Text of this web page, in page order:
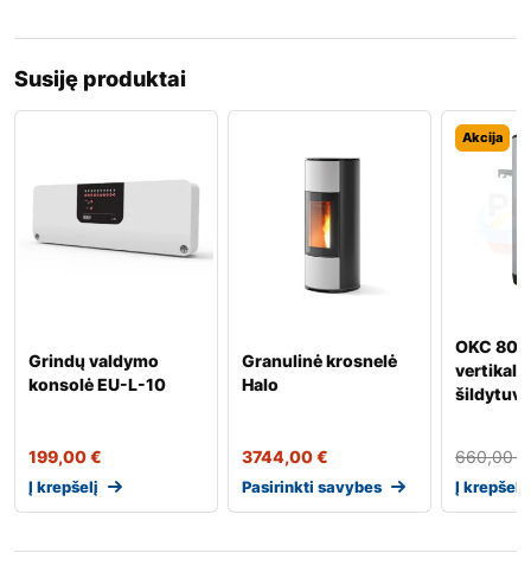
Susiję produktai
Grindų valdymo
konsolė EU-L-10
199,00€
Į krepšelį
Granulinė krosnelė
Halo
3744,00€
Pasirinkti savybes
Akcija
OKC 80
660,00
Į krepšelį